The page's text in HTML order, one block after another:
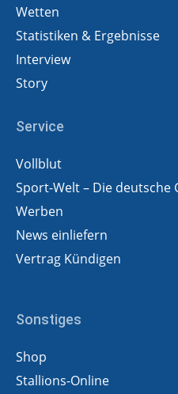
Wetten
Statistiken & Ergebnisse
Interview
Story
Service
Vollblut
Sport-Welt – Die
Werben
News einliefern
Vertrag Kündigen
Sonstiges
Shop
Stallions-Online